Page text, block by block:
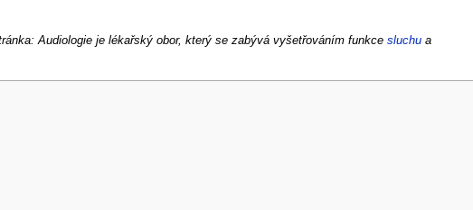
Audiologie je lékařský obor, který se zabývá vyšetřováním funkce sluchua